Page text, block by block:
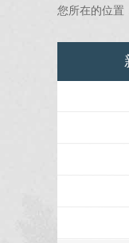
您所在的位置